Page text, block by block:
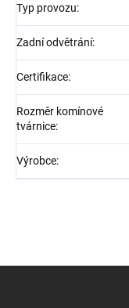
Typ provozu:
Zadní odvětrání:
Certifikace:
Rozměr komínové
tvárnice:
Výrobce: